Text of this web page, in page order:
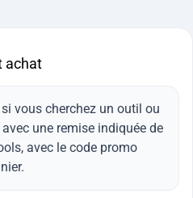
achat
vous cherchez un outil ou
une remise indiquée de
avec le code promo